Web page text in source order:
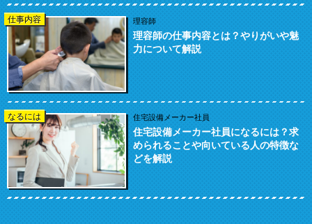
仕事内容 理容師
理容師の仕事内容とは？やりがいや魅
力について解説
なるには 住宅設備メーカー社員
住宅設備メーカー社員になるには？求
められることや向いている人の特徴な
どを解説